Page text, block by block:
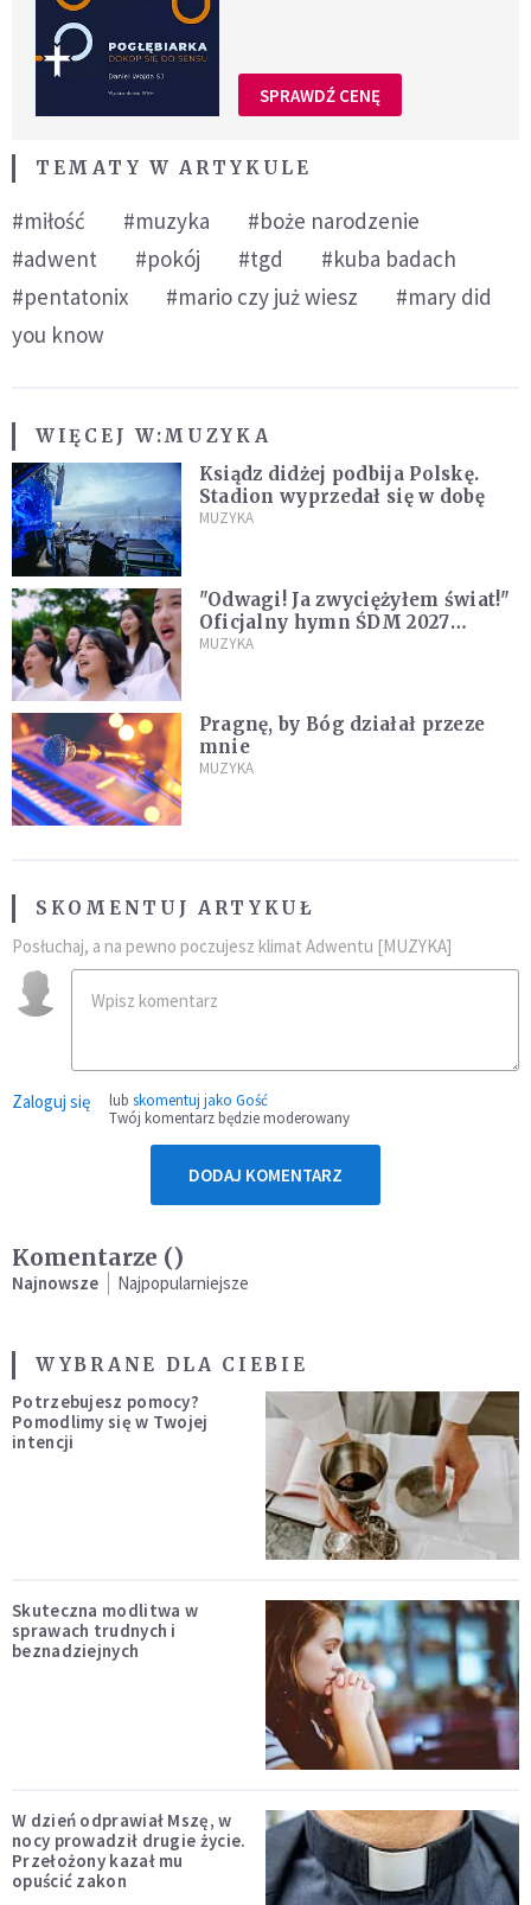
SPRAWDŹ CENĘ
TEMATY W ARTYKULE
#miłość #muzyka
#boże narodzenie
#adwent
#pokój #tgd
#kuba badach
#pentatonix
#mario czy już wiesz
#mary did
you know
WIĘCEJ W:MUZYKA
Ksiądz didżej podbija Polskę.
Stadion wyprzedał się w dobę
MUZYKA
"Odwagi! Ja zwyciężyłem świat!"
Oficjalny hymn ŚDM 2027
zaprezentowany
MUZYKA
Pragnę, by Bóg działał przeze
mnie
MUZYKA
SKOMENTUJ ARTYKUŁ
Posłuchaj, a na pewno poczujesz klimat Adwentu [MUZYKA]
Zaloguj się lub skomentuj jako Gość
Twój komentarz będzie moderowany
DODAJ KOMENTARZ
Komentarze ()
Najnowsze Najpopularniejsze
WYBRANE DLA CIEBIE
Potrzebujesz pomocy?
Pomodlimy się w Twojej
intencji
Skuteczna modlitwa w
sprawach trudnych i
beznadziejnych
W dzień odprawiał Mszę, w
nocy prowadził drugie życie.
Przełożony kazał mu
opuścić zakon